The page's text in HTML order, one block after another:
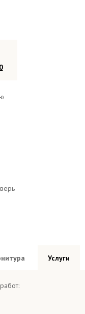
Услуги